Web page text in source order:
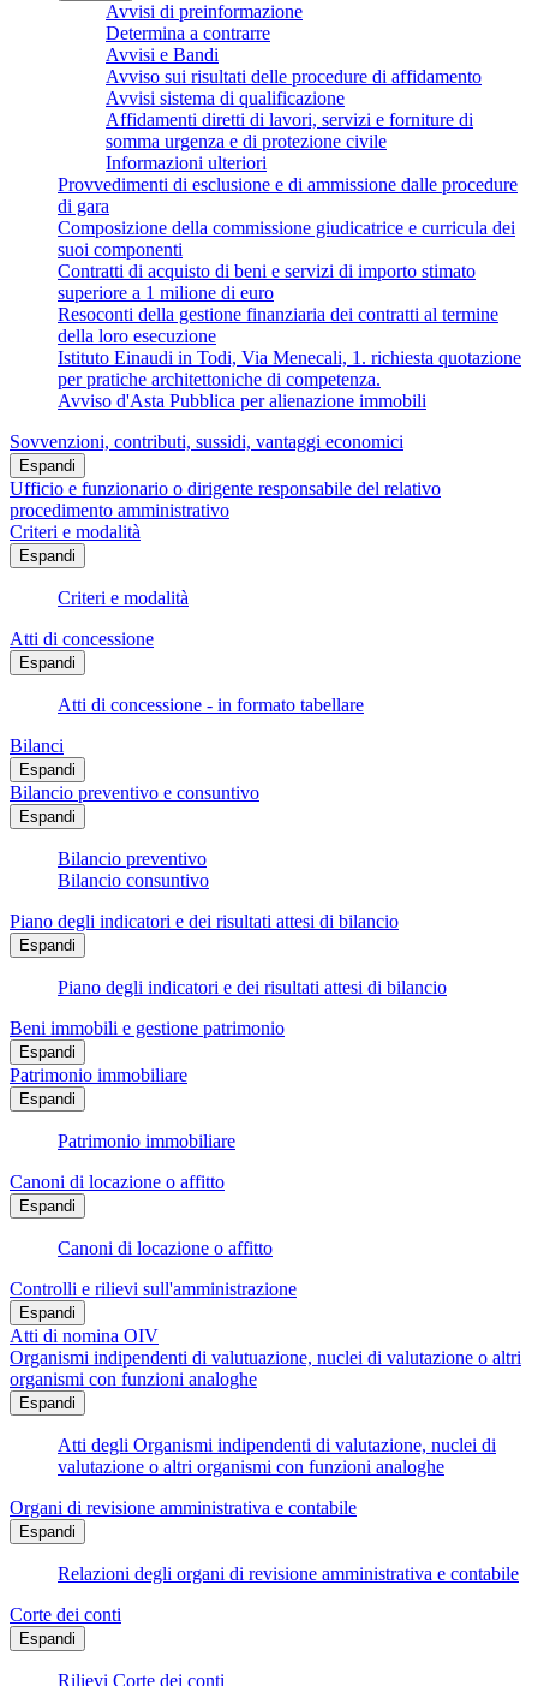
Avvisi di preinformazione
Determina a contrarre
Avvisi e Bandi
Avviso sui risultati delle procedure di affidamento
Avvisi sistema di qualificazione
Affidamenti diretti di lavori, servizi e forniture di
somma urgenza e di protezione civile
Informazioni ulteriori
Provvedimenti di esclusione e di ammissione dalle procedure
di gara
Composizione della commissione giudicatrice e curricula dei
suoi componenti
Contratti di acquisto di beni e servizi di importo stimato
superiore a 1 milione di euro
Resoconti della gestione finanziaria dei contratti al termine
della loro esecuzione
Istituto Einaudi in Todi, Via Menecali, 1. richiesta quotazione
per pratiche architettoniche di competenza.
Avviso d'Asta Pubblica per alienazione immobili
Sovvenzioni, contributi, sussidi, vantaggi economici
Espandi
Ufficio e funzionario o dirigente responsabile del relativo
procedimento amministrativo
Criteri e modalità
Espandi
Criteri e modalità
Atti di concessione
Espandi
Atti di concessione - in formato tabellare
Bilanci
Espandi
Bilancio preventivo e consuntivo
Espandi
Bilancio preventivo
Bilancio consuntivo
Piano degli indicatori e dei risultati attesi di bilancio
Espandi
Piano degli indicatori e dei risultati attesi di bilancio
Beni immobili e gestione patrimonio
Espandi
Patrimonio immobiliare
Espandi
Patrimonio immobiliare
Canoni di locazione o affitto
Espandi
Canoni di locazione o affitto
Controlli e rilievi sull'amministrazione
Espandi
Atti di nomina OIV
Organismi indipendenti di valutuazione, nuclei di valutazione o altri
organismi con funzioni analoghe
Espandi
Atti degli Organismi indipendenti di valutazione, nuclei di
valutazione o altri organismi con funzioni analoghe
Organi di revisione amministrativa e contabile
Espandi
Relazioni degli organi di revisione amministrativa e contabile
Corte dei conti
Espandi
Rilievi Corte dei conti